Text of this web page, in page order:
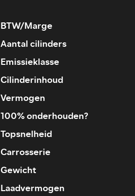
BTW/Marge
Aantal cilinders
Emissieklasse
Cilinderinhoud
Vermogen
100% onderhouden?
Topsnelheid
Carrosserie
Gewicht
Laadvermogen